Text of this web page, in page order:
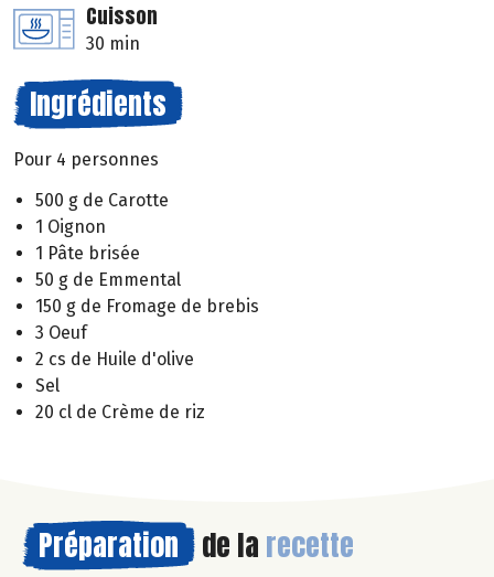
Cuisson
30 min
Ingrédients
Pour 4 personnes
500 g de Carotte
1 Oignon
1 Pâte brisée
50 g de Emmental
150 g de Fromage de brebis
3 Oeuf
2 cs de Huile d'olive
Sel
20 cl de Crème de riz
Préparation de la recette